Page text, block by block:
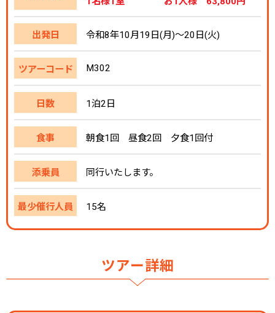
出発日 令和8年10月19日(月)～20日(火)
ツアーコード M302
日数 1泊2日
食事 朝食1回 昼食2回 夕食1回付
添乗員 同行いたします。
最少催行人員 15名
ツアー詳細